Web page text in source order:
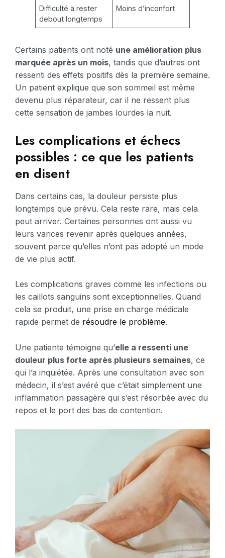
Difficulté à rester
debout longtemps
Moins d’inconfort
Certains patients ont noté une amélioration plus
marquée après un mois, tandis que d’autres ont
ressenti des effets positifs dès la première semaine.
Un patient explique que son sommeil est même
devenu plus réparateur, car il ne ressent plus
cette sensation de jambes lourdes la nuit.
Les complications et échecs
possibles : ce que les patients
en disent
Dans certains cas, la douleur persiste plus
longtemps que prévu. Cela reste rare, mais cela
peut arriver. Certaines personnes ont aussi vu
leurs varices revenir après quelques années,
souvent parce qu’elles n’ont pas adopté un mode
de vie plus actif.
Les complications graves comme les infections ou
les caillots sanguins sont exceptionnelles. Quand
cela se produit, une prise en charge médicale
rapide permet de résoudre le problème.
Une patiente témoigne qu’elle a ressenti une
douleur plus forte après plusieurs semaines, ce
qui l’a inquiétée. Après une consultation avec son
médecin, il s’est avéré que c’était simplement une
inflammation passagère qui s’est résorbée avec du
repos et le port des bas de contention.